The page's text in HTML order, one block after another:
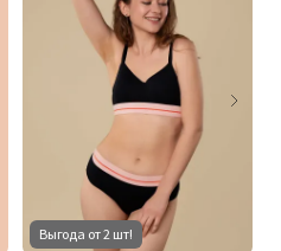
Выгода от 2 шт!